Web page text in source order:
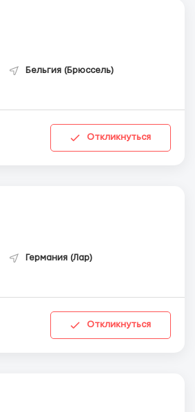
Бельгия (Брюссель)
Откликнуться
Германия (Лар)
Откликнуться